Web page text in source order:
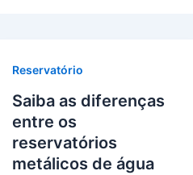
Reservatório
Saiba as diferenças
entre os
reservatórios
metálicos de água